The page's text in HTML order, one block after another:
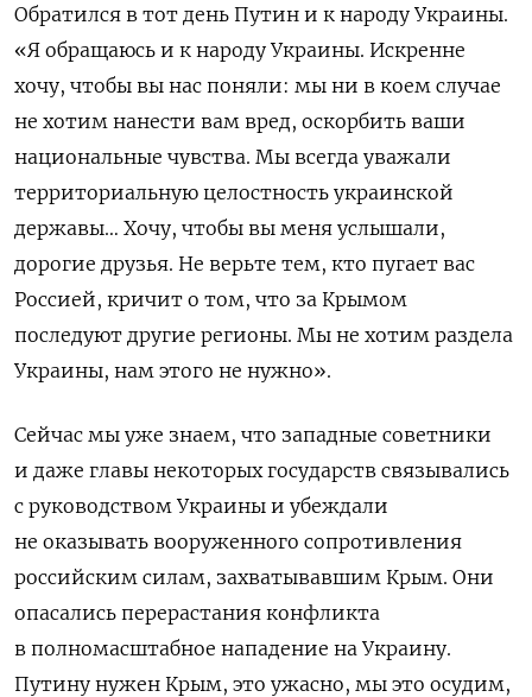
Обратился в тот день Путин и к народу Украины.
«Я обращаюсь и к народу Украины. Искренне
хочу, чтобы вы нас поняли: мы ни в коем случае
не хотим нанести вам вред, оскорбить ваши
национальные чувства. Мы всегда уважали
территориальную целостность украинской
державы… Хочу, чтобы вы меня услышали,
дорогие друзья. Не верьте тем, кто пугает вас
Россией, кричит о том, что за Крымом
последуют другие регионы. Мы не хотим раздела
Украины, нам этого не нужно».
Сейчас мы уже знаем, что западные советники
и даже главы некоторых государств связывались
с руководством Украины и убеждали
не оказывать вооруженного сопротивления
российским силам, захватывавшим Крым. Они
опасались перерастания конфликта
в полномасштабное нападение на Украину.
Путину нужен Крым, это ужасно, мы это осудим,